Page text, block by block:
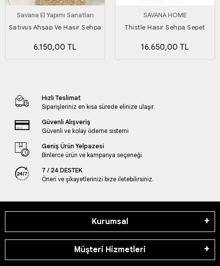
Savana El Yapımı Sanatları
Sativus Ahşap Ve Hasır Sehpa
SANDIK/DÜZENLEYİCİ/OYUNCAK
SEPETİ) Genişlik 55ve45 Cm
6.150,00 TL
SAVANA HOME
Thistle Hasır Sehpa Sepet
16.650,00 TL
Hızlı Teslimat
Siparişleriniz en kısa sürede elinize ulaşır.
Güvenli Alışveriş
Güvenli ve kolay ödeme sistemi
Geniş Ürün Yelpazesi
Binlerce ürün ve kampanya seçeneği
7 / 24 DESTEK
Öneri ve şikayetlerinizi bize iletebilirsiniz.
Kurumsal
Müşteri Hizmetleri